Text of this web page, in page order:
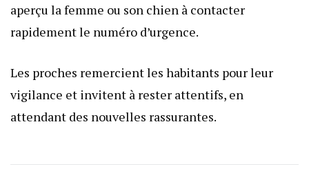
aperçu la femme ou son chien à contacter
rapidement le numéro d’urgence.
Les proches remercient les habitants pour leur
vigilance et invitent à rester attentifs, en
attendant des nouvelles rassurantes.